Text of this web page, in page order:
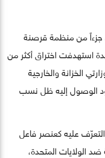
جزءاً من منظمة قرصنة
استهدفت اختراق أكثر من
الخزانة والخارجية
الوصول إليه ظل نسب
عليه كعنصر فاعل
الولايات المتحدة،